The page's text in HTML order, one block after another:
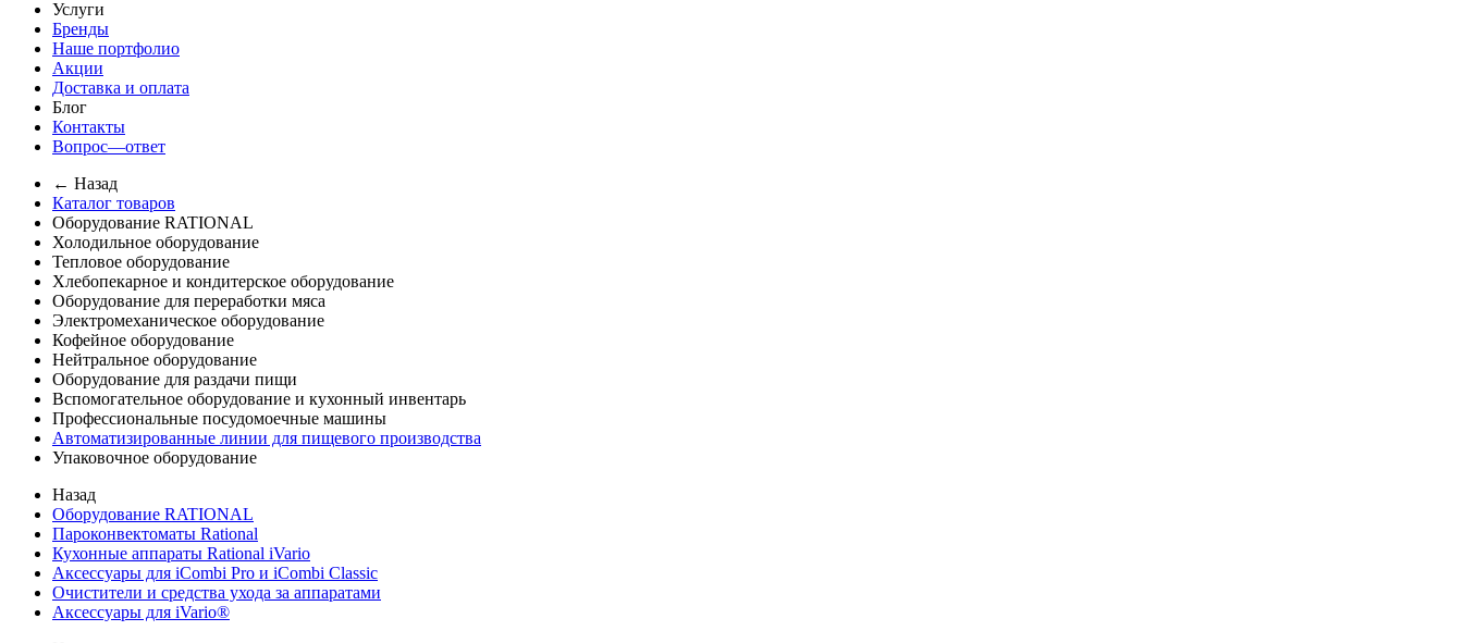
Услуги
Бренды
Наше портфолио
Акции
Доставка и оплата
Блог
Контакты
Вопрос—ответ
← Назад
Каталог товаров
Оборудование RATIONAL
Холодильное оборудование
Тепловое оборудование
Хлебопекарное и кондитерское оборудование
Оборудование для переработки мяса
Электромеханическое оборудование
Кофейное оборудование
Нейтральное оборудование
Оборудование для раздачи пищи
Вспомогательное оборудование и кухонный инвентарь
Профессиональные посудомоечные машины
Автоматизированные линии для пищевого производства
Упаковочное оборудование
Назад
Оборудование RATIONAL
Пароконвектоматы Rational
Кухонные аппараты Rational iVario
Аксессуары для iCombi Pro и iCombi Classic
Очистители и средства ухода за аппаратами
Аксессуары для iVario®